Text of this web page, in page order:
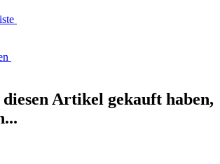
Artikel gekauft haben,